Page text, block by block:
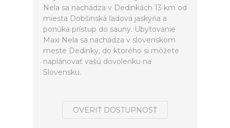
Nela sa nachádza v Dedinkách 13 km od
miesta Dobšinská ľadová jaskyňa a
ponúka prístup do sauny. Ubytovanie
Maxi Nela sa nachádza v slovenskom
meste Dedinky, do ktorého si môžete
naplánovať vašú dovolenku na
Slovensku.
OVERIŤ DOSTUPNOSŤ